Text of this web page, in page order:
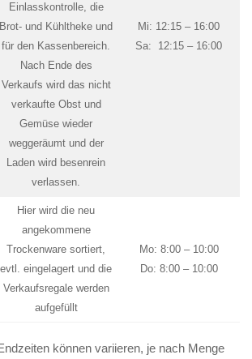
Einlasskontrolle, die
Brot- und Kühltheke und
für den Kassenbereich.
Nach Ende des
Verkaufs wird das nicht
verkaufte Obst und
Gemüse wieder
weggeräumt und der
Laden wird besenrein
verlassen.
Mi: 12:15 – 16:00
Sa: 12:15 – 16:00
Hier wird die neu
angekommene
Trockenware sortiert,
evtl. eingelagert und die
Verkaufsregale werden
aufgefüllt
Mo: 8:00 – 10:00
Do: 8:00 – 10:00
können variieren, je nach Menge